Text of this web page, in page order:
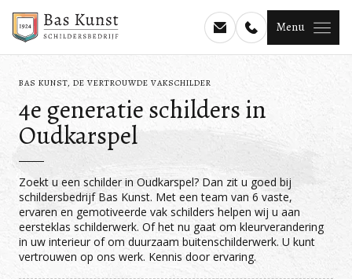
Menu
BAS KUNST, DE VERTROUWDE VAKSCHILDER
4e generatie schilders in
Oudkarspel
Zoekt u een schilder in Oudkarspel? Dan zit u goed bij
schildersbedrijf Bas Kunst. Met een team van 6 vaste,
ervaren en gemotiveerde vak schilders helpen wij u aan
eersteklas schilderwerk. Of het nu gaat om kleurverandering
in uw interieur of om duurzaam buitenschilderwerk. U kunt
vertrouwen op ons werk. Kennis door ervaring.